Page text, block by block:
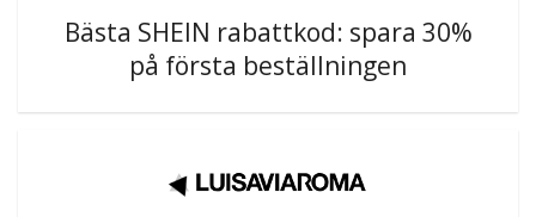
Bästa SHEIN rabattkod: spara 30%
på första beställningen